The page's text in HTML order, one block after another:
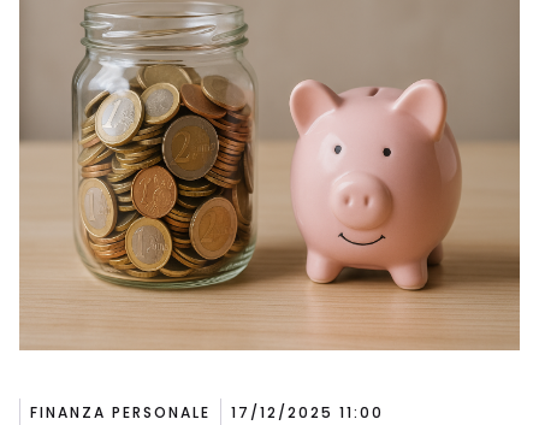
FINANZA PERSONALE 17/12/2025 11:00